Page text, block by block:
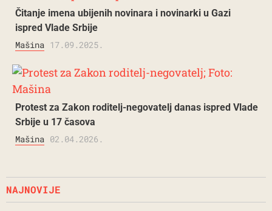
Čitanje imena ubijenih novinara i novinarki u Gazi
ispred Vlade Srbije
Mašina 17.09.2025.
Protest za Zakon roditelj-negovatelj danas ispred Vlade
Srbije u 17 časova
Mašina 02.04.2026.
NAJNOVIJE